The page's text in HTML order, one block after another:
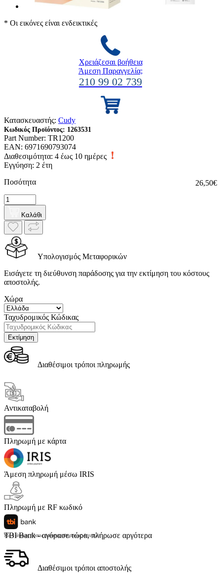
* Οι εικόνες είναι ενδεικτικές
Χρειάζεσαι βοήθεια
Άμεση Παραγγελία;
210 99 02 739
Κατασκευαστής: Cudy
Κωδικός Προϊόντος: 1263531
Part Number: TR1200
EAN: 6971690793074
Διαθεσιμότητα: 4 έως 10 ημέρες
Εγγύηση: 2 έτη
26,50€
Ποσότητα
Καλάθι
Υπολογισμός Μεταφορικών
Εισάγετε τη διεύθυνση παράδοσης για την εκτίμηση του κόστους
αποστολής.
Χώρα
Ταχυδρομικός Κώδικας
Διαθέσιμοι τρόποι πληρωμής
Αντικαταβολή
Πληρωμή με κάρτα
Άμεση πληρωμή μέσω IRIS
Πληρωμή με RF κωδικό
TBI Bank - αγόρασε τώρα, πλήρωσε αργότερα
Με 4 άτοκες δόσεις (κόστος υπηρεσίας 4 ευρώ)
Διαθέσιμοι τρόποι αποστολής